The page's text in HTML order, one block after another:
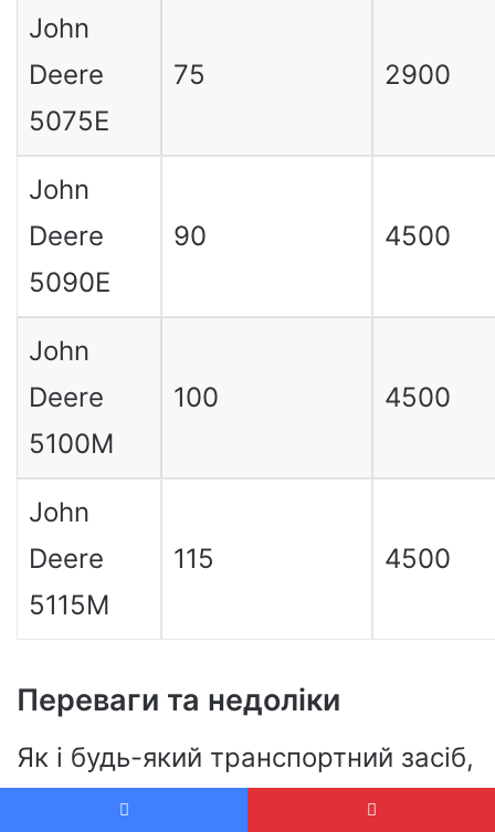
John
Deere
5075E
75 2900
John
Deere
5090E
90 4500
John
Deere
5100M
100 4500
John
Deere
5115M
115 4500
Переваги та недоліки
Як і будь-який транспортний засіб,
трактор John Deere 5058E має